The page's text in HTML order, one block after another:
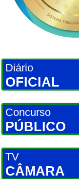
Diário
OFICIAL
Concurso
PÚBLICO
TV
CÂMARA